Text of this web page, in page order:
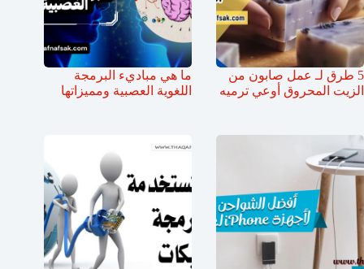
5 طرق لـ عمل صابون من
الزيت المحروق أوعي ترميه
ما هي مباديء البرمجة
اللغوية العصبية ومميزاتها